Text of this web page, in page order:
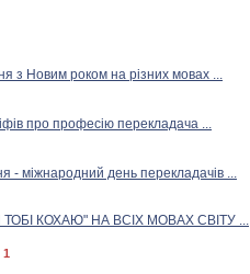
з Новим роком на різних мовах ...
про професію перекладача ...
- міжнародний день перекладачів ...
КОХАЮ" НА ВСІХ МОВАХ СВІТУ ...
1